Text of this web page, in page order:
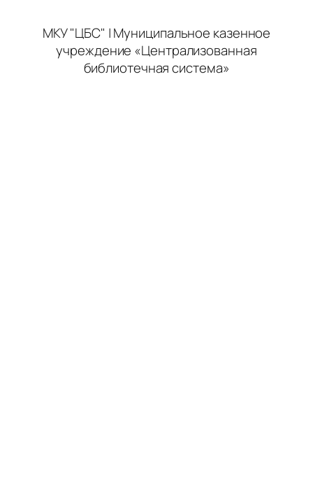
МКУ "ЦБС" | Муниципальное казенное
учреждение «Централизованная
библиотечная система»